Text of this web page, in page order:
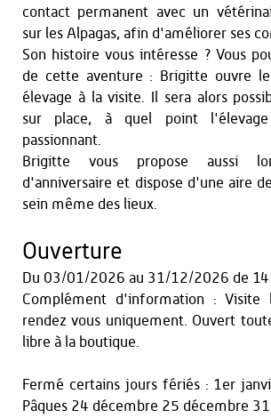
contact permanent avec un
sur les Alpagas, afin d'améliorer ses
Son histoire vous intéresse ? Vous
de cette aventure : Brigitte ouvre
élevage à la visite. Il sera alors
sur place, à quel point
passionnant.
Brigitte vous propose aussi
d'anniversaire et dispose d'une aire
sein même des lieux.
Ouverture
Du 03/01/2026 au 31/12/2026 de
Complément d'information : Visite
rendez vous uniquement. Ouvert
libre à la boutique.
Fermé certains jours fériés : 1er
Pâques 24 décembre 25 décembre